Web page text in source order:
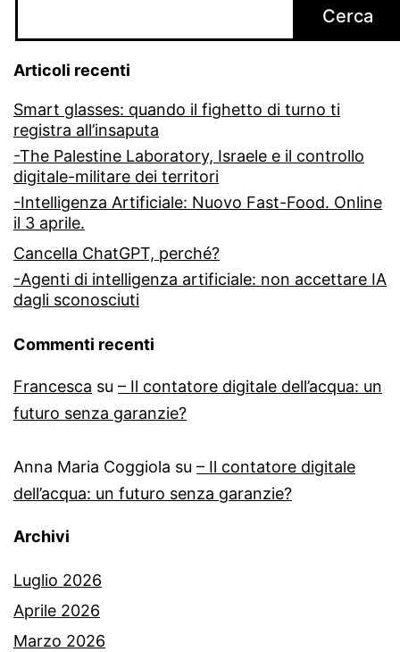
Cerca
Articoli recenti
Smart glasses: quando il fighetto di turno ti
registra all’insaputa
-The Palestine Laboratory, Israele e il controllo
digitale-militare dei territori
-Intelligenza Artificiale: Nuovo Fast-Food. Online
il 3 aprile.
Cancella ChatGPT, perché?
-Agenti di intelligenza artificiale: non accettare IA
dagli sconosciuti
Commenti recenti
Francesca su – Il contatore digitale dell’acqua: un
futuro senza garanzie?
Anna Maria Coggiola su – Il contatore digitale
dell’acqua: un futuro senza garanzie?
Archivi
Luglio 2026
Aprile 2026
Marzo 2026